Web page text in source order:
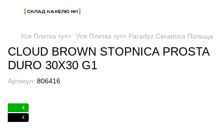
Уся Плитка тут> Уся Плитка тут> Paradyz Ceramica Польща
CLOUD BROWN STOPNICA PROSTA
DURO 30X30 G1
Артикул: 806416
4
4